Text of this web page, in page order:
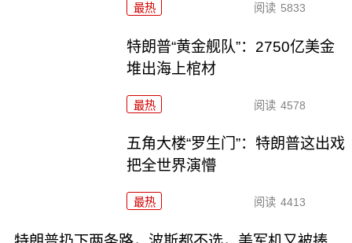
最热 阅读 5833
特朗普“黄金舰队”：2750亿美金
堆出海上棺材
最热 阅读 4578
五角大楼“罗生门”：特朗普这出戏
把全世界演懵
最热 阅读 4413